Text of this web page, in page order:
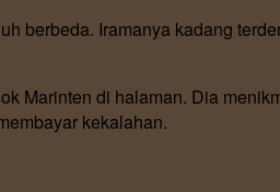
berbeda. Iramanya kadang
Marinten di halaman. Dia
kekalahan.